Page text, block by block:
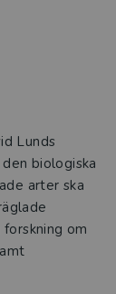
Lunds
biologiska
arter ska
om